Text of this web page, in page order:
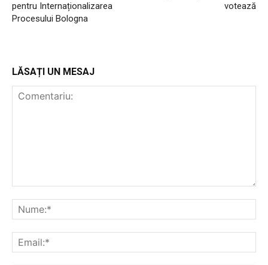
pentru Internaționalizarea
Procesului Bologna
votează
LĂSAȚI UN MESAJ